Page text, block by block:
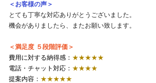
＜お客様の声＞
とても丁寧な対応ありがとうございました。
機会がありましたら、またお願い致します。
＜満足度 ５段階評価＞
費用に対する納得感： ★★★★★
電話・チャット対応： ★★★★
提案内容： ★★★★★